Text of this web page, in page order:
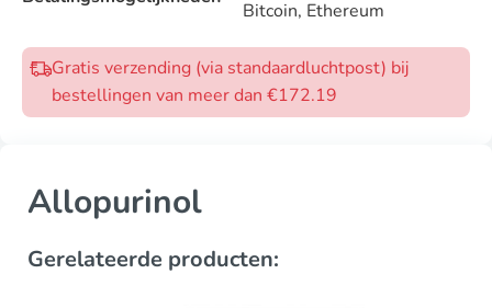
Bitcoin, Ethereum
Gratis verzending (via standaardluchtpost) bij
bestellingen van meer dan €172.19
Allopurinol
Gerelateerde producten: